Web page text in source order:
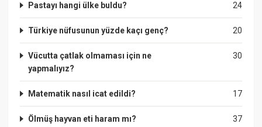
24
Pastayı hangi ülke buldu?
20
Türkiye nüfusunun yüzde kaçı genç?
30
Vücutta çatlak olmaması için ne
yapmalıyız?
17
Matematik nasıl icat edildi?
37
Ölmüş hayvan eti haram mı?